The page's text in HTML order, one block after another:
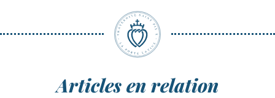
Articles en relation